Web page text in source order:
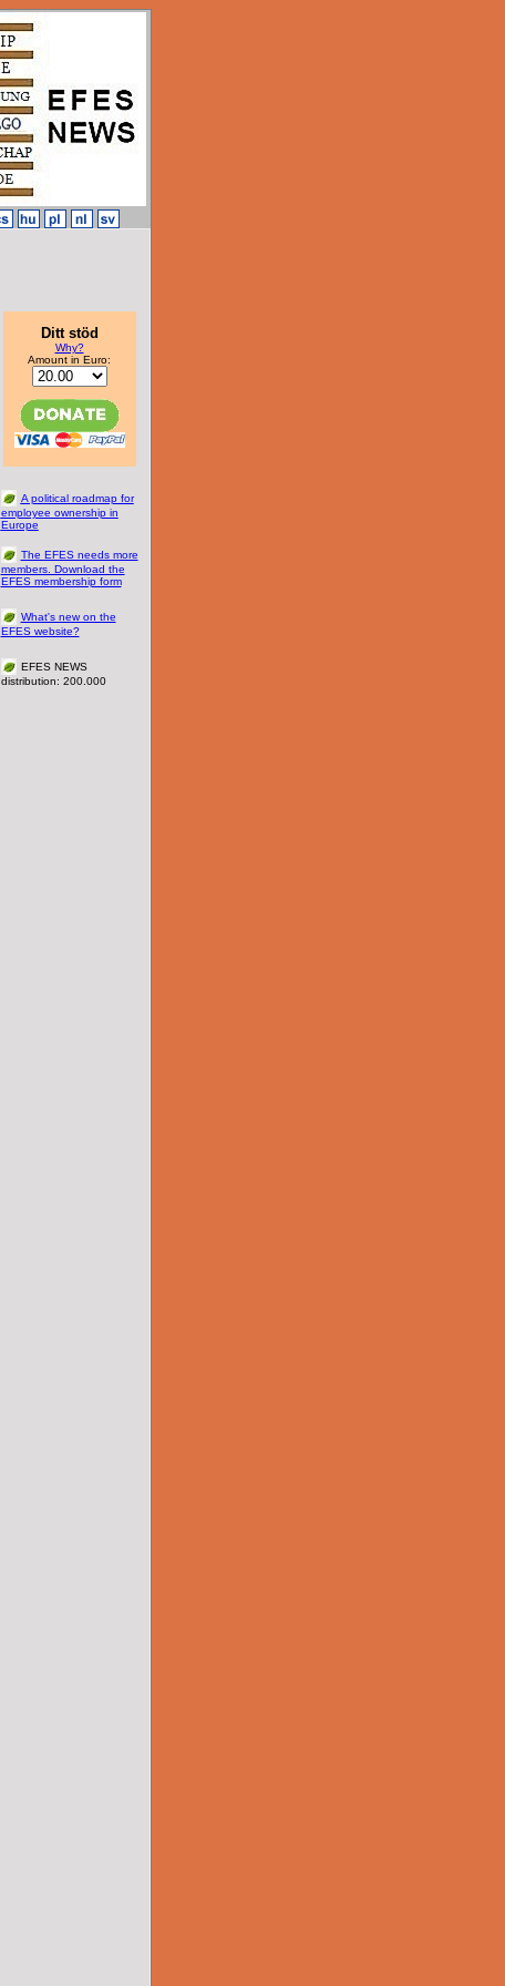
Ditt stöd
Why?
Amount in Euro:
A political roadmap for
employee ownership in
Europe
The EFES needs more
members. Download the
EFES membership form
What's new on the
EFES website?
EFES NEWS
distribution: 200.000